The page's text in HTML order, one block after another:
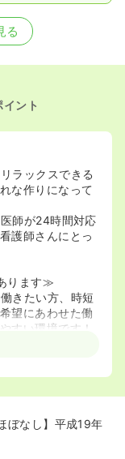
る
ント
ラックスできる
な作りになって
師が24時間対応
護師さんにとっ
ります≫
きたい方、時短
望にあわせた働
すい環境です！
時間勤務をして
なる制度です。
ぼなし】平成19年